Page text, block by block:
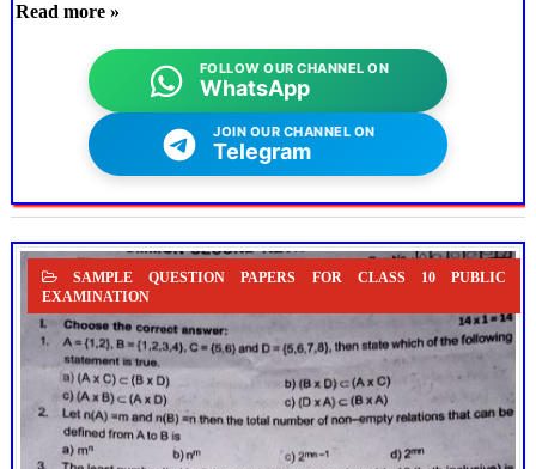
Read more »
FOLLOW OUR CHANNEL ON
WhatsApp
JOIN OUR CHANNEL ON
Telegram
SAMPLE QUESTION PAPERS FOR CLASS 10 PUBLIC
EXAMINATION